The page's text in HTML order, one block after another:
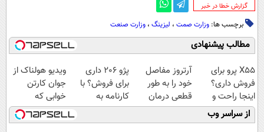
‌گزارش خطا در خبر
برچسب ها: وزارت صمت ، لیزینگ ، وزارت صنعت
مطالب پیشنهادی
X55 پرو برای
فروش داری؟
اینجا راحت و
سریع بفروشش
آرتروز مفاصل
خود را به طور
قطعی درمان
کنید!
◗پرسش‌نامه◖
پژو 206 داری
برای فروش؟ با
کارنامه به
بهترین قیمت
بفروش!
ویدیو هولناک از
جوان کارتن
خوابی که
میلیاردر شد.
آموزش رایگان
از سراسر وب